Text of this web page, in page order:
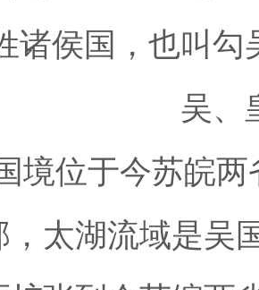
诸侯国，也叫
吴、
位于今苏皖两
，太湖流域是吴